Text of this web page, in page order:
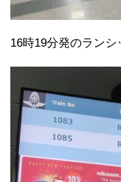
16時19分発のランシ